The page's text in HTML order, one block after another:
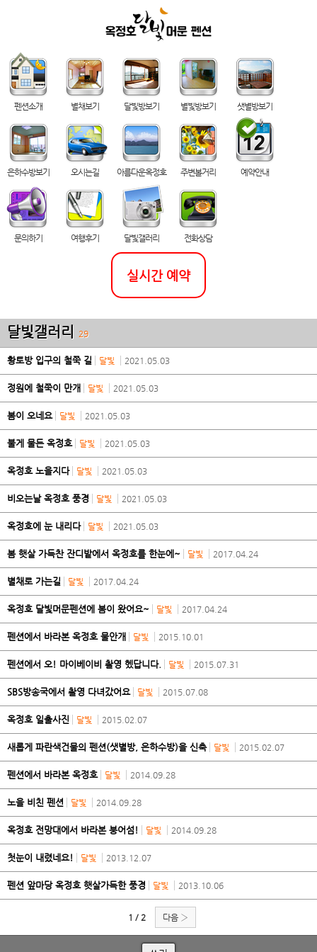
펜션소개 별채보기 달빛방보기 별빛방보기 샛별방보기
은하수방보기 오시는길 아름다운옥정호 주변볼거리 예약안내
문의하기 여행후기 달빛갤러리 전화상담
실시간 예약
달빛갤러리 29
황토방 입구의 철쭉 길 달빛 2021.05.03
정원에 철쭉이 만개 달빛 2021.05.03
봄이 오네요 달빛 2021.05.03
불게 물든 옥정호 달빛 2021.05.03
옥정호 노을지다 달빛 2021.05.03
비오는날 옥정호 풍경 달빛 2021.05.03
옥정호에 눈 내리다 달빛 2021.05.03
봄 햇살 가득찬 잔디밭에서 옥정호를 한눈에~ 달빛 2017.04.24
별채로 가는길 달빛 2017.04.24
옥정호 달빛머문펜션에 봄이 왔어요~ 달빛 2017.04.24
펜션에서 바라본 옥정호 물안개 달빛 2015.10.01
펜션에서 오! 마이베이비 촬영 헸답니다. 달빛 2015.07.31
SBS방송국에서 촬영 다녀갔어요 달빛 2015.07.08
옥정호 일출사진 달빛 2015.02.07
새롭게 파란색건물의 펜션(샛별방, 은하수방)을 신축 달빛 2015.02.07
펜션에서 바라본 옥정호 달빛 2014.09.28
노을 비친 펜션 달빛 2014.09.28
옥정호 전망대에서 바라본 붕어섬! 달빛 2014.09.28
첫눈이 내렸네요! 달빛 2013.12.07
펜션 앞마당 옥정호 햇살가득한 풍경 달빛 2013.10.06
1 / 2 다음 ›